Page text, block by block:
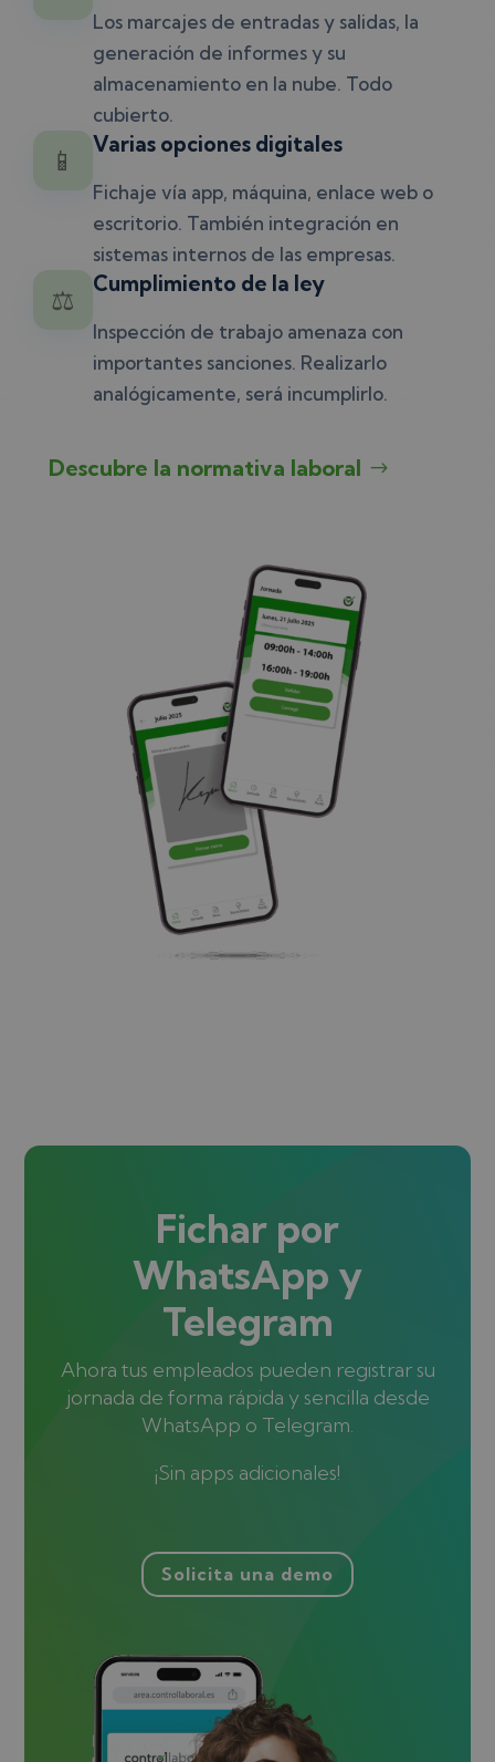
Los marcajes de entradas y salidas, la
generación de informes y su
almacenamiento en la nube. Todo
cubierto.
📱 Varias opciones digitales
Fichaje vía app, máquina, enlace web o
escritorio. También integración en
sistemas internos de las empresas.
⚖️ Cumplimiento de la ley
Inspección de trabajo amenaza con
importantes sanciones. Realizarlo
analógicamente, será incumplirlo.
Descubre la normativa laboral
Fichar por
WhatsApp y
Telegram
Ahora tus empleados pueden registrar su
jornada de forma rápida y sencilla desde
WhatsApp o Telegram.
¡Sin apps adicionales!
Solicita una demo